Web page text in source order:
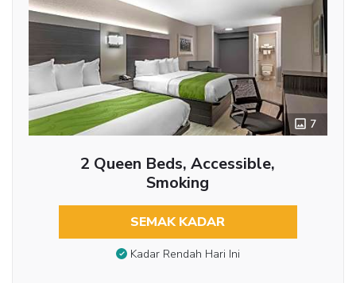
7
2 Queen Beds, Accessible,
Smoking
SEMAK KADAR
Kadar Rendah Hari Ini